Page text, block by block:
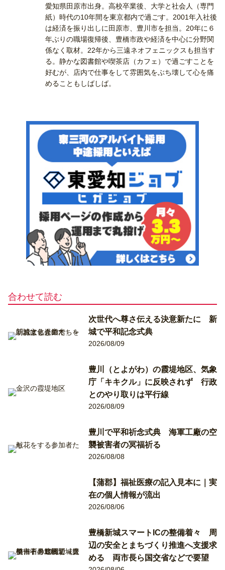
愛知県田原市出身。高校卒業後、大学と社会人（専門
紙）時代の10年間を東京都内で過ごす。2001年入社後
は経済を振り出しに田原市、豊川市を担当。20年に６
年ぶりの職場復帰後、豊橋市政や経済を中心に分野関
係なく取材。22年から三遠ネオフェニックスも担当す
る。静かな図書館や喫茶店（カフェ）で過ごすことを
好むが、店内で仕事をして雰囲気をぶち壊して心を痛
めることもしばしば。
合わせて読む
次世代へ尊さ伝える決意新たに 新
城で平和記念式典
2026/08/09
豊川（とよがわ）の霞堤地区、気象
庁「キキクル」に反映されず 行政
とのやり取りは平行線
2026/08/09
豊川で平和祈念式典 海軍工廠の空
襲被害者の冥福祈る
2026/08/08
【蒲郡】福祉医療の記入見本に｜実
在の個人情報が流出
2026/08/06
豊橋新城スマートICの整備着々 周
辺の安全とまちづくり推進へ支援求
める 両市長ら国交省などで要望